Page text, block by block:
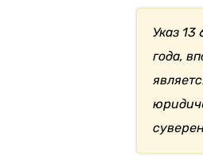
Указ
года,